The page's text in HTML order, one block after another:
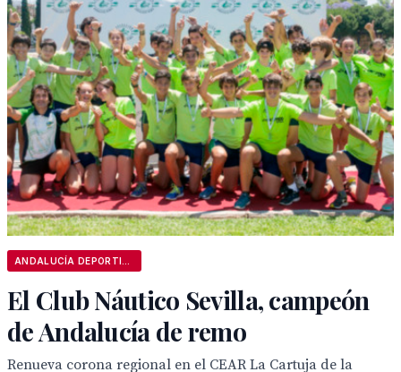
El Club Náutico Sevilla, campeón
de Andalucía de remo
Renueva corona regional en el CEAR La Cartuja de la